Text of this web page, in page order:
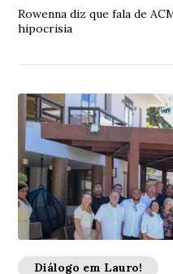
Rowenna diz que fala de
hipocrisia
Diálogo em Lauro!